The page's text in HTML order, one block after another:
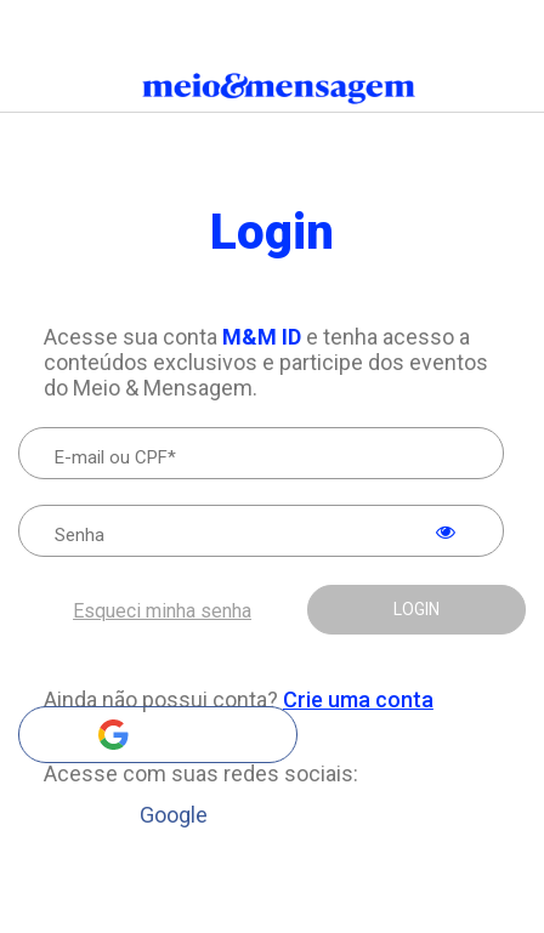
Login
Acesse sua conta M&M IDe tenha acesso a
conteúdos exclusivos e participe dos eventos
do Meio & Mensagem.
LOGIN
Esqueci minha senha
Ainda não possui conta? Crie uma conta
Acesse com suas redes sociais:
Google